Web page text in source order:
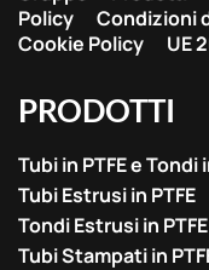
Policy
Condizioni
Cookie Policy
UE
PRODOTTI
Tubi in PTFE e Tondi
Tubi Estrusi in PTFE
Tondi Estrusi in PTFE
Tubi Stampati in